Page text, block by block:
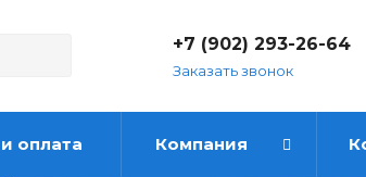
+7 (902) 293-26-64
Заказать звонок
оплата Компания